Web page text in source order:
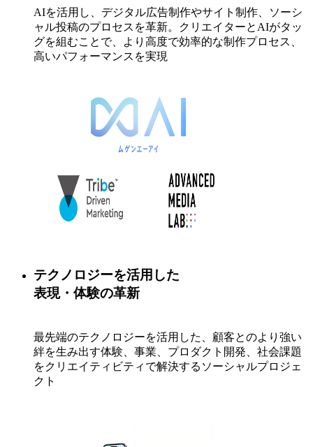
AIを活用し、デジタル広告制作やサイト制作、ソーシ
ャル投稿のプロセスを革新。クリエイターとAIがタッ
グを組むことで、より高度で効率的な制作プロセス、
高いパフォーマンスを実現​
テクノロジーを活用した​
表現・体験の革新​
最先端のテクノロジーを活用した、顧客とのより強い
絆を生み出す体験、事業、プロダクト開発、​社会課題
をクリエイティビティで解決するソーシャルプロジェ
クト